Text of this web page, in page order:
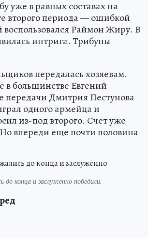
уже в равных составах на
второго периода — ошибкой
воспользовался Раймон Жиру. В
интрига. Трибуны
передалась хозяевам.
в большинстве Евгений
передачи Дмитрия Пестунова
одного армейца и
из-под второго. Счет уже
впереди еще почти половина
до конца и заслуженно победили.